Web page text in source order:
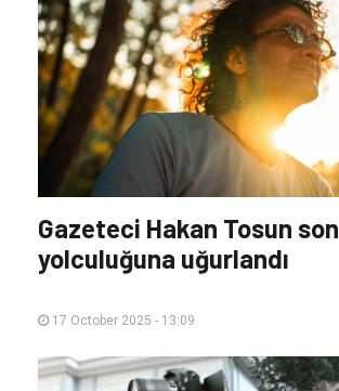
Gazeteci Hakan Tosun son
yolculuğuna uğurlandı
17 October 2025 - 13:09